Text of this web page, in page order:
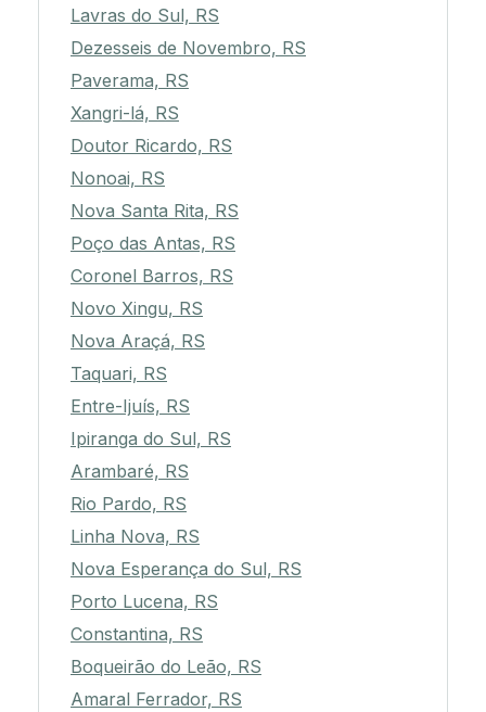
Lavras do Sul, RS
Dezesseis de Novembro, RS
Paverama, RS
Xangri-lá, RS
Doutor Ricardo, RS
Nonoai, RS
Nova Santa Rita, RS
Poço das Antas, RS
Coronel Barros, RS
Novo Xingu, RS
Nova Araçá, RS
Taquari, RS
Entre-Ijuís, RS
Ipiranga do Sul, RS
Arambaré, RS
Rio Pardo, RS
Linha Nova, RS
Nova Esperança do Sul, RS
Porto Lucena, RS
Constantina, RS
Boqueirão do Leão, RS
Amaral Ferrador, RS